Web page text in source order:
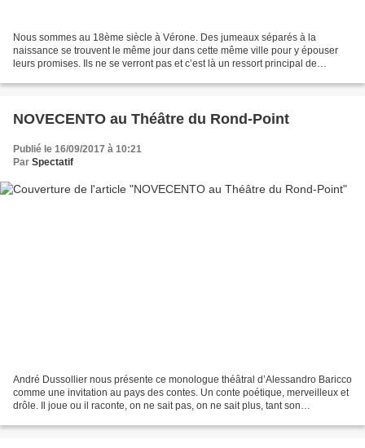
Nous sommes au 18ème siècle à Vérone. Des jumeaux séparés à la
naissance se trouvent le même jour dans cette même ville pour y épouser
leurs promises. Ils ne se verront pas et c’est là un ressort principal de
NOVECENTO au Théâtre du Rond-Point
Publié le 16/09/2017 à 10:21
Par Spectatif
André Dussollier nous présente ce monologue théâtral d’Alessandro Baricco
comme une invitation au pays des contes. Un conte poétique, merveilleux et
drôle. Il joue ou il raconte, on ne sait pas, on ne sait plus, tant son